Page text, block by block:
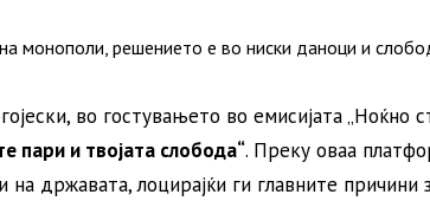
во гостувањето во емисијата „Ноќно
пари и твојата слобода“. Преку оваа
државата, лоцирајќи ги главните причини